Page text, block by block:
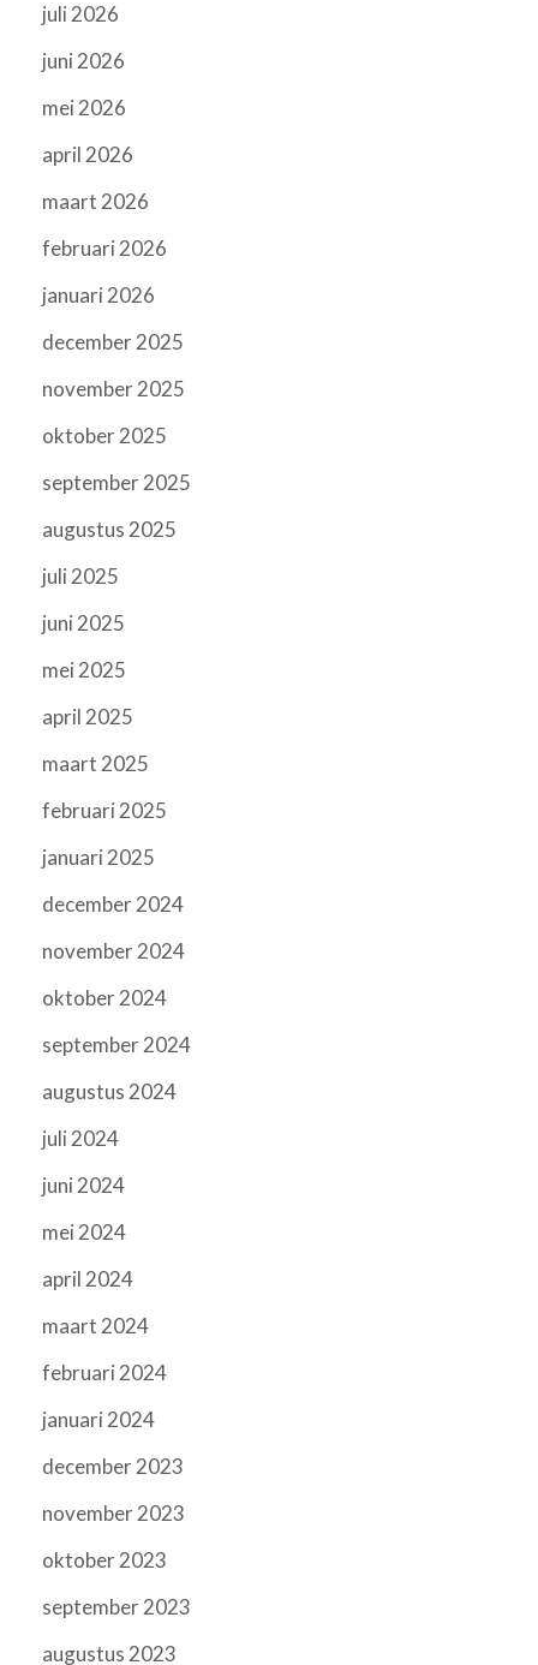
juli 2026
juni 2026
mei 2026
april 2026
maart 2026
februari 2026
januari 2026
december 2025
november 2025
oktober 2025
september 2025
augustus 2025
juli 2025
juni 2025
mei 2025
april 2025
maart 2025
februari 2025
januari 2025
december 2024
november 2024
oktober 2024
september 2024
augustus 2024
juli 2024
juni 2024
mei 2024
april 2024
maart 2024
februari 2024
januari 2024
december 2023
november 2023
oktober 2023
september 2023
augustus 2023